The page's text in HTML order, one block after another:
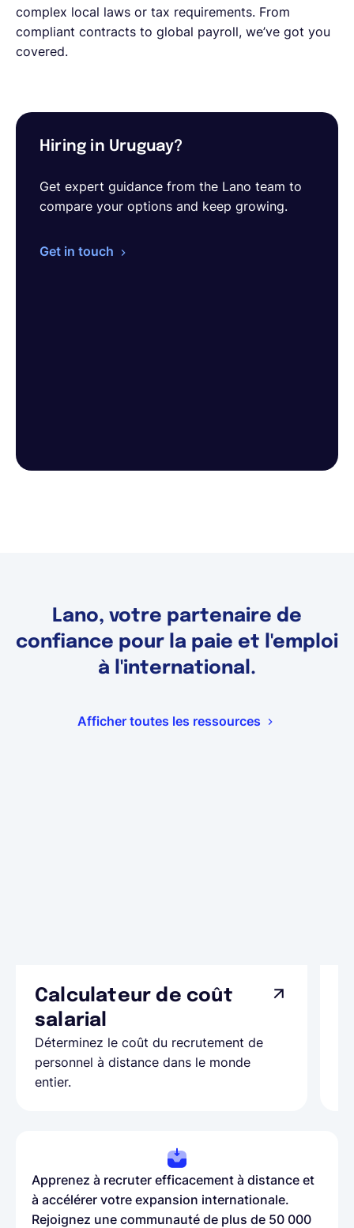
complex local laws or tax requirements. From
compliant contracts to global payroll, we’ve got you
covered.
Hiring in Uruguay?
Get expert guidance from the Lano team to
compare your options and keep growing.
Get in touch
Lano, votre partenaire de
confiance pour la paie et l'emploi
à l'international.
Afficher toutes les ressources
Calculateur de coût
salarial
Déterminez le coût du recrutement de
personnel à distance dans le monde
entier.
Apprenez à recruter efficacement à distance et
à accélérer votre expansion internationale.
Rejoignez une communauté de plus de 50 000